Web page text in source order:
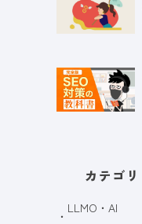
カテゴリ
LLMO・AI